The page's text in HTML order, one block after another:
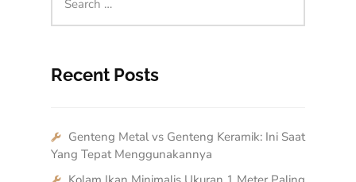
Recent Posts
Genteng Metal vs Genteng Keramik: Ini Saat
Yang Tepat Menggunakannya